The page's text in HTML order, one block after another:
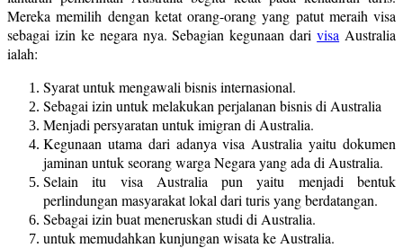
Mereka memilih dengan ketat orang-orang yang patut meraih visa
sebagai izin ke negara nya. Sebagian kegunaan darivisa Australia
ialah:
Syarat untuk mengawali bisnis internasional.
Sebagai izin untuk melakukan perjalanan bisnis di Australia
Menjadi persyaratan untuk imigran di Australia.
Kegunaan utama dari adanya visa Australia yaitu dokumen
jaminan untuk seorang warga Negara yang ada di Australia.
Selain itu visa Australia pun yaitu menjadi bentuk
perlindungan masyarakat lokal dari turis yang berdatangan.
Sebagai izin buat meneruskan studi di Australia.
untuk memudahkan kunjungan wisata ke Australia.